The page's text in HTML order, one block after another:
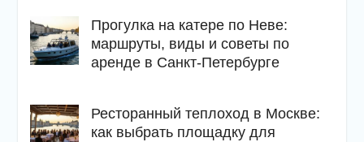
Прогулка на катере по Неве:
маршруты, виды и советы по
аренде в Санкт-Петербурге
Ресторанный теплоход в Москве:
как выбрать площадку для